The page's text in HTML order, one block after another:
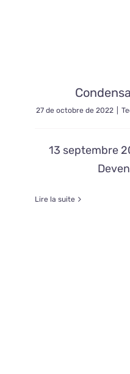
27 de octobre de 2022
13 septembre
Lire la suite